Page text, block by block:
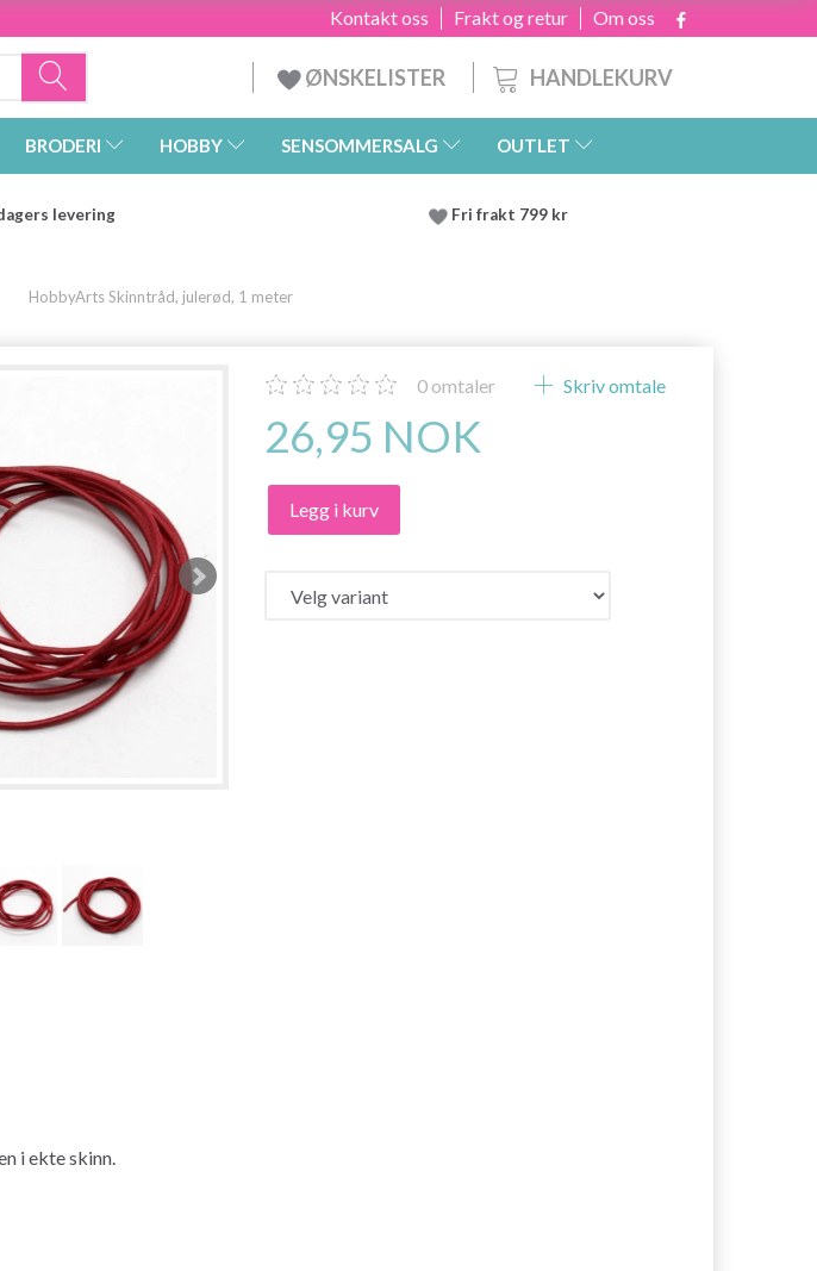
Om oss
Frakt og retur
Kontakt oss
HANDLEKURV
ØNSKELISTER
BRODERI HOBBY SENSOMMERSALG OUTLET
levering Fri frakt 799 kr
HobbyArts Skinntråd, julerød, 1 meter
0 omtaler Skriv omtale
26,95 NOK
Legg i kurv
i ekte skinn.